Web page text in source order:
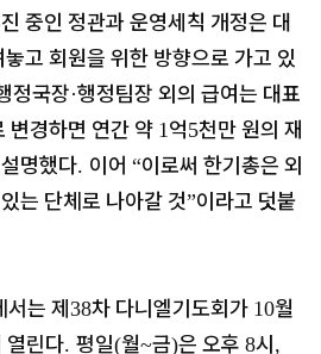
중인 정관과 운영세칙 개정은 대
고 회원을 위한 방향으로 가고 있
정국장·행정팀장 외의 급여는 대표
변경하면 연간 약 1 억5천만 원의 재
명했다. 이어 “이로써 한기총은 외
는 단체로 나아갈 것”이라고 덧붙
서는 제38차 다니엘기도회가 10월
열린다. 평일(월~금)은 오후 8시,